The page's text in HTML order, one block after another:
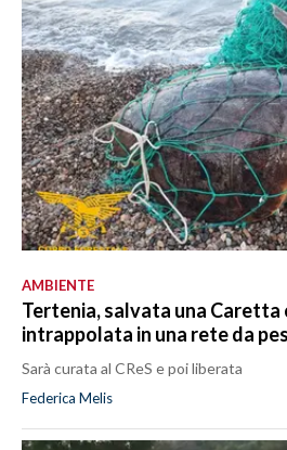
AMBIENTE
Tertenia, salvata una
intrappolata in una rete da
Sarà curata al CReS e poi liberata
Federica Melis